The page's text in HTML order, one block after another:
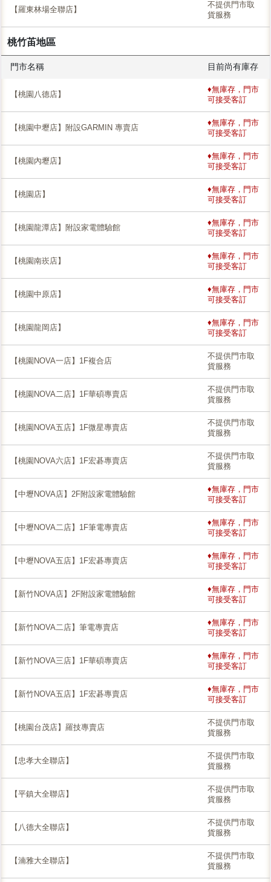
【羅東林場全聯店】
不提供門市取
貨服務
桃竹苖地區
門市名稱 目前尚有庫存
【桃園八德店】
♦無庫存，門市
可接受客訂
【桃園中壢店】附設GARMIN 專賣店
♦無庫存，門市
可接受客訂
【桃園內壢店】
♦無庫存，門市
可接受客訂
【桃園店】
♦無庫存，門市
可接受客訂
【桃園龍潭店】附設家電體驗館
♦無庫存，門市
可接受客訂
【桃園南崁店】
♦無庫存，門市
可接受客訂
【桃園中原店】
♦無庫存，門市
可接受客訂
【桃園龍岡店】
♦無庫存，門市
可接受客訂
【桃園NOVA一店】1F複合店
不提供門市取
貨服務
【桃園NOVA二店】1F華碩專賣店
不提供門市取
貨服務
【桃園NOVA五店】1F微星專賣店
不提供門市取
貨服務
【桃園NOVA六店】1F宏碁專賣店
不提供門市取
貨服務
【中壢NOVA店】2F附設家電體驗館
♦無庫存，門市
可接受客訂
【中壢NOVA二店】1F筆電專賣店
♦無庫存，門市
可接受客訂
【中壢NOVA五店】1F宏碁專賣店
♦無庫存，門市
可接受客訂
【新竹NOVA店】2F附設家電體驗館
♦無庫存，門市
可接受客訂
【新竹NOVA二店】筆電專賣店
♦無庫存，門市
可接受客訂
【新竹NOVA三店】1F華碩專賣店
♦無庫存，門市
可接受客訂
【新竹NOVA五店】1F宏碁專賣店
♦無庫存，門市
可接受客訂
【桃園台茂店】羅技專賣店
不提供門市取
貨服務
【忠孝大全聯店】
不提供門市取
貨服務
【平鎮大全聯店】
不提供門市取
貨服務
【八德大全聯店】
不提供門市取
貨服務
【湳雅大全聯店】
不提供門市取
貨服務